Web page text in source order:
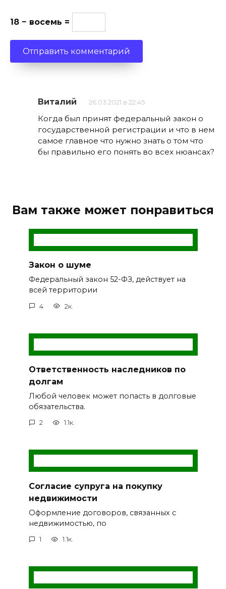
18 − восемь =
Виталий 26.03.2021 в 22:45
Когда был принят федеральный закон о
государственной регистрации и что в нем
самое главное что нужно знать о том что
бы правильно его понять во всех нюансах?
Вам также может понравиться
Закон о шуме
Федеральный закон 52-ФЗ, действует на
всей территории
4 2к.
Ответственность наследников по
долгам
Любой человек может попасть в долговые
обязательства.
2 1.1к.
Согласие супруга на покупку
недвижимости
Оформление договоров, связанных с
недвижимостью, по
1 1.1к.